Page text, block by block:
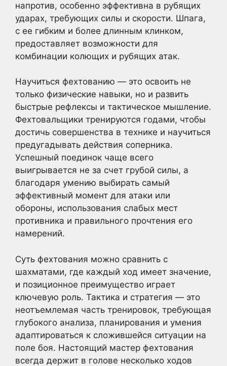
напротив, особенно эффективна в рубящих
ударах, требующих силы и скорости. Шпага,
с ее гибким и более длинным клинком,
предоставляет возможности для
комбинации колющих и рубящих атак.
Научиться фехтованию — это освоить не
только физические навыки, но и развить
быстрые рефлексы и тактическое мышление.
Фехтовальщики тренируются годами, чтобы
достичь совершенства в технике и научиться
предугадывать действия соперника.
Успешный поединок чаще всего
выигрывается не за счет грубой силы, а
благодаря умению выбирать самый
эффективный момент для атаки или
обороны, использования слабых мест
противника и правильного прочтения его
намерений.
Суть фехтования можно сравнить с
шахматами, где каждый ход имеет значение,
и позиционное преимущество играет
ключевую роль. Тактика и стратегия — это
неотъемлемая часть тренировок, требующая
глубокого анализа, планирования и умения
адаптироваться к сложившейся ситуации на
поле боя. Настоящий мастер фехтования
всегда держит в голове несколько ходов